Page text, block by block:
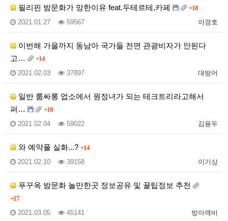
필리핀 밤문화가 망한이유 feat.두테르테,카페 +18
이경호
2021.01.27 59567
이번해 가을까지 동남아 국가들 전면 관광비자가 안된다
고…
+14
대방어
2021.02.03 37897
일반 룸싸롱 업소에서 원정녀가 되는 테크트리라고해서
퍼…
+18
김용두
2021.02.04 59022
와 예약풀 실화...? +14
이기상
2021.02.10 39158
푸꾸옥 밤문화 놀만한곳 정보공유 및 꿀팁정보 추천
+17
방아깨비
2021.03.05 45141